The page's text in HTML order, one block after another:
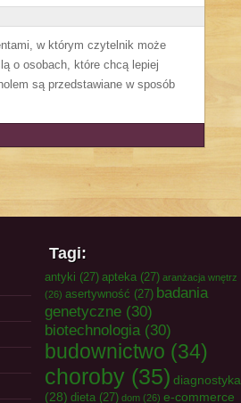
w którym czytelnik może
o osobach, które chcą lepiej
są przedstawiane w sposób
Tagi:
antyki (27) apteka (27) aranżacja wnętrz
(26) asertywność (27) badania
genetyczne (30)
biotechnologia(30)
budownictwo (34)
choroby (35) diagnostyka
(28) dieta (27) dom (26) e-commerce